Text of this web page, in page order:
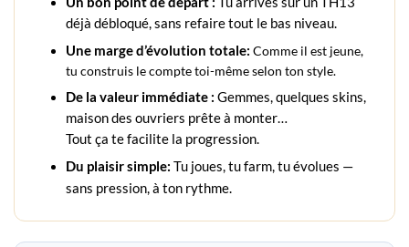
déjà débloqué, sans refaire tout le bas niveau.
Une marge d’évolution totale:Comme il est jeune,
tu construis le compte toi-même selon ton style.
De la valeur immédiate : Gemmes, quelques skins,
maison des ouvriers prête à monter…
Tout ça te facilite la progression.
Du plaisir simple:Tu joues, tu farm, tu évolues —
sans pression, à ton rythme.